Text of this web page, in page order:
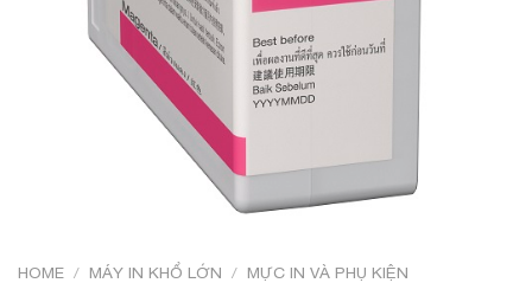
HOME / MÁY IN KHỔ LỚN / MỰC IN VÀ PHỤ KIỆN